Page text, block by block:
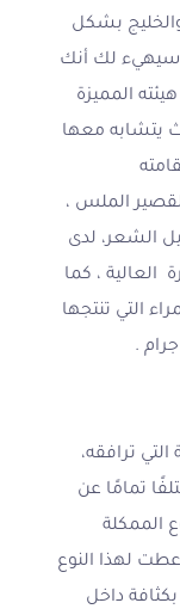
بشكل
سيهيء لك أنك
المميزة
يتشابه معها
الملس ،
الشعر، لدى
العالية ، كما
التي تنتجها
ترافقه،
تمامًا عن
الممكلة
لهذا النوع
داخل